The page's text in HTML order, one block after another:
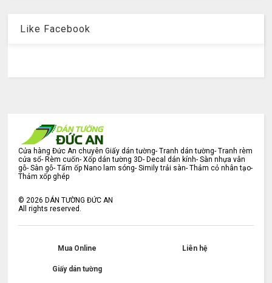
Like Facebook
Cửa hàng Đức An chuyên Giấy dán tường- Tranh dán tường- Tranh rèm
cửa sổ- Rèm cuốn- Xốp dán tường 3D- Decal dán kính- Sàn nhựa vân
gỗ- Sàn gỗ- Tấm ốp Nano lam sóng- Simily trải sàn- Thảm cỏ nhân tạo-
Thảm xốp ghép
©2026 DÁN TƯỜNG ĐỨC AN
All rights reserved.
Mua Online Liên hệ
Giấy dán tường